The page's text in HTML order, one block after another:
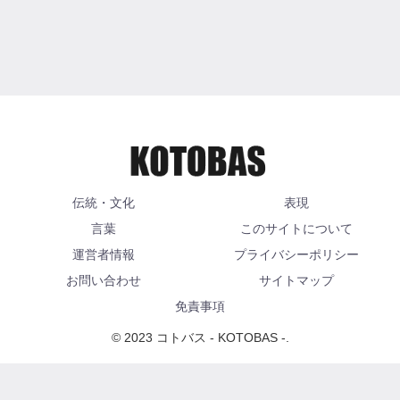
伝統・文化
表現
言葉
このサイトについて
運営者情報
プライバシーポリシー
お問い合わせ
サイトマップ
免責事項
© 2023 コトバス - KOTOBAS -.